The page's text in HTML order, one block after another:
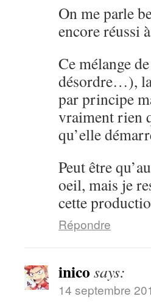
On me parle
encore réussi
Ce mélange
désordre…),
par principe
vraiment rien
qu’elle
Peut être
oeil, mais je
cette
Répondre
inico says:
14 septembre